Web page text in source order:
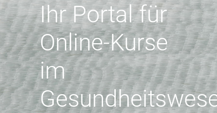
Ihr Portal für
Online-Kurse
im